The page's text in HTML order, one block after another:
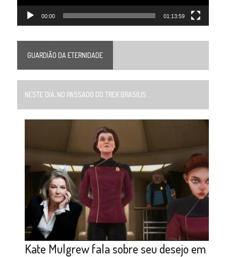
00:00 01:13:59
GUARDIÃO DA ETERNIDADE
NESTE DIA, NO PASSADO DO TREK BRASILIS...
Kate Mulgrew fala sobre seu desejo em